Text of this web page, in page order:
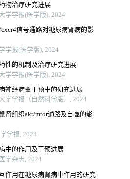
物治疗研究进展
学学报(医学版), 2024
信号通路对糖尿病肾病的影
学报(医学版), 2024
性的机制及治疗研究进展
学学报(医学版), 2024
神经病变干预中的研究进展
学学报（自然科学版）, 2024
肾组织akt/mtor通路及自噬的影
学报, 2023
中的作用及干预进展
学杂志, 2024
作用在糖尿病肾病中作用的研究